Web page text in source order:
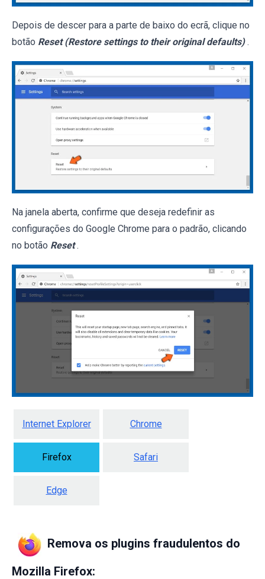
Depois de descer para a parte de baixo do ecrã, clique no
botão Reset (Restore settings to their original defaults) .
Na janela aberta, confirme que deseja redefinir as
configurações do Google Chrome para o padrão, clicando
no botão Reset .
Internet Explorer Chrome
Firefox Safari
Edge
Remova os plugins fraudulentos do
Mozilla Firefox: